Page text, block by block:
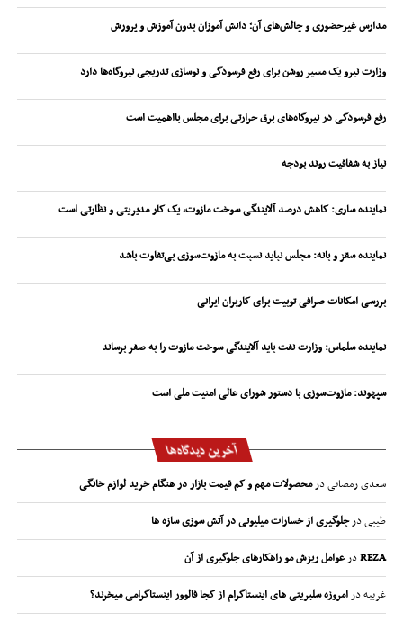
مدارس غیرحضوری و چالش‌های آن؛ دانش آموزان بدون آموزش و پرورش
وزارت نیرو یک مسیر روشن برای رفع فرسودگی و نوسازی تدریجی نیروگاه‌ها دارد
رفع فرسودگی در نیروگاه‌های برق حرارتی برای مجلس بااهمیت است
نیاز به شفافیت روند بودجه
نماینده ساری: کاهش درصد آلایندگی سوخت مازوت، یک کار مدیریتی و نظارتی است
نماینده سقز و بانه: مجلس نباید نسبت به مازوت‌سوزی بی‌تفاوت باشد
بررسی امکانات صرافی توبیت برای کاربران ایرانی
نماینده سلماس: وزارت نفت باید آلایندگی سوخت مازوت را به صفر برساند
سپهوند:‌ مازوت‌سوزی با دستور شورای عالی امنیت ملی است
آخرین دیدگاه‌ها
سعدی رمضانیدرمحصولات مهم و کم قیمت بازار در هنگام خرید لوازم خانگی
طیبیدرجلوگیری از خسارات میلیونی در آتش سوزی سازه ها
REZAدرعوامل ریزش مو راهکارهای جلوگیری از آن
غریبهدرامروزه سلبریتی های اینستاگرام از کجا فالوور اینستاگرامی میخرند؟